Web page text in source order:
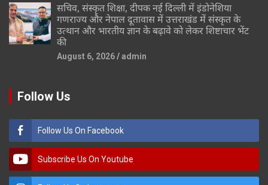
सचिव, संस्कृत शिक्षा, दीपक नई दिल्ली में इंडोनेशिया
गणराज्य और नेपाल दूतावास में उत्तराखंड में संस्कृत के
उत्थान और भारतीय ज्ञान के बढ़ावे को लेकर शिष्टाचार भेंट
की
August 6, 2026 admin
Follow Us
Follow Us On Facebook
Subscribe Us On Youtube